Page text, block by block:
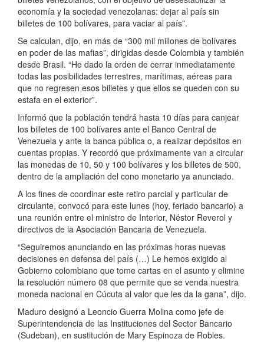
economía y la sociedad venezolanas: dejar al país sin
billetes de 100 bolívares, para vaciar al país”.
Se calculan, dijo, en más de “300 mil millones de bolívares
en poder de las mafias”, dirigidas desde Colombia y también
desde Brasil. “He dado la orden de cerrar inmediatamente
todas las posibilidades terrestres, marítimas, aéreas para
que no regresen esos billetes y que ellos se queden con su
estafa en el exterior”.
Informó que la población tendrá hasta 10 días para canjear
los billetes de 100 bolívares ante el Banco Central de
Venezuela y ante la banca pública o, a realizar depósitos en
cuentas propias. Y recordó que próximamente van a circular
las monedas de 10, 50 y 100 bolívares y los billetes de 500,
dentro de la ampliación del cono monetario ya anunciado.
A los fines de coordinar este retiro parcial y particular de
circulante, convocó para este lunes (hoy, feriado bancario) a
una reunión entre el ministro de Interior, Néstor Reverol y
directivos de la Asociación Bancaria de Venezuela.
“Seguiremos anunciando en las próximas horas nuevas
decisiones en defensa del país (…) Le hemos exigido al
Gobierno colombiano que tome cartas en el asunto y elimine
la resolución número 08 que permite que se venda nuestra
moneda nacional en Cúcuta al valor que les da la gana”, dijo.
Maduro designó a Leoncio Guerra Molina como jefe de
Superintendencia de las Instituciones del Sector Bancario
(Sudeban), en sustitución de Mary Espinoza de Robles.